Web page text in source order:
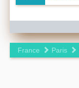
France Paris